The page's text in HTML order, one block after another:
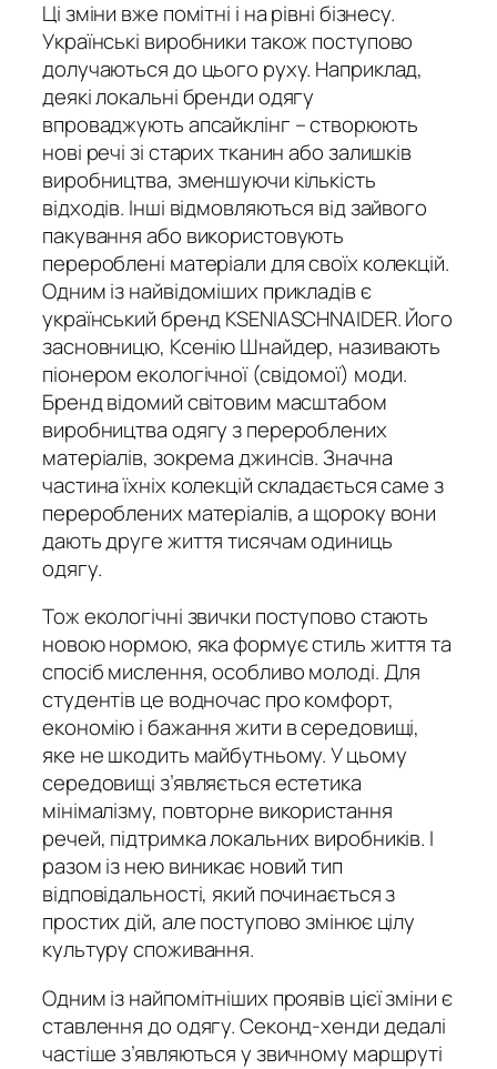
Ці зміни вже помітні і на рівні бізнесу.
Українські виробники також поступово
долучаються до цього руху. Наприклад,
деякі локальні бренди одягу
впроваджують апсайклінг – створюють
нові речі зі старих тканин або залишків
виробництва, зменшуючи кількість
відходів. Інші відмовляються від зайвого
пакування або використовують
перероблені матеріали для своїх колекцій.
Одним із найвідоміших прикладів є
український бренд KSENIASCHNAIDER. Його
засновницю, Ксенію Шнайдер, називають
піонером екологічної (свідомої) моди.
Бренд відомий світовим масштабом
виробництва одягу з перероблених
матеріалів, зокрема джинсів. Значна
частина їхніх колекцій складається саме з
перероблених матеріалів, а щороку вони
дають друге життя тисячам одиниць
одягу.
Тож екологічні звички поступово стають
новою нормою, яка формує стиль життя та
спосіб мислення, особливо молоді. Для
студентів це водночас про комфорт,
економію і бажання жити в середовищі,
яке не шкодить майбутньому. У цьому
середовищі з’являється естетика
мінімалізму, повторне використання
речей, підтримка локальних виробників. І
разом із нею виникає новий тип
відповідальності, який починається з
простих дій, але поступово змінює цілу
культуру споживання.
Одним із найпомітніших проявів цієї зміни є
ставлення до одягу. Секонд-хенди дедалі
частіше з’являються у звичному маршруті